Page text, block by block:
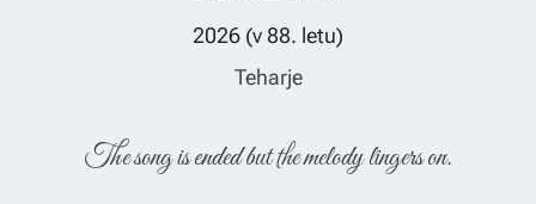
2026 (v 88. letu)
Teharje
The song is ended but the melody lingers on.